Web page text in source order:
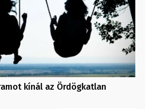
kínál az Ördögkatlan